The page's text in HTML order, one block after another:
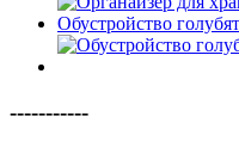
Обустройство
-----------